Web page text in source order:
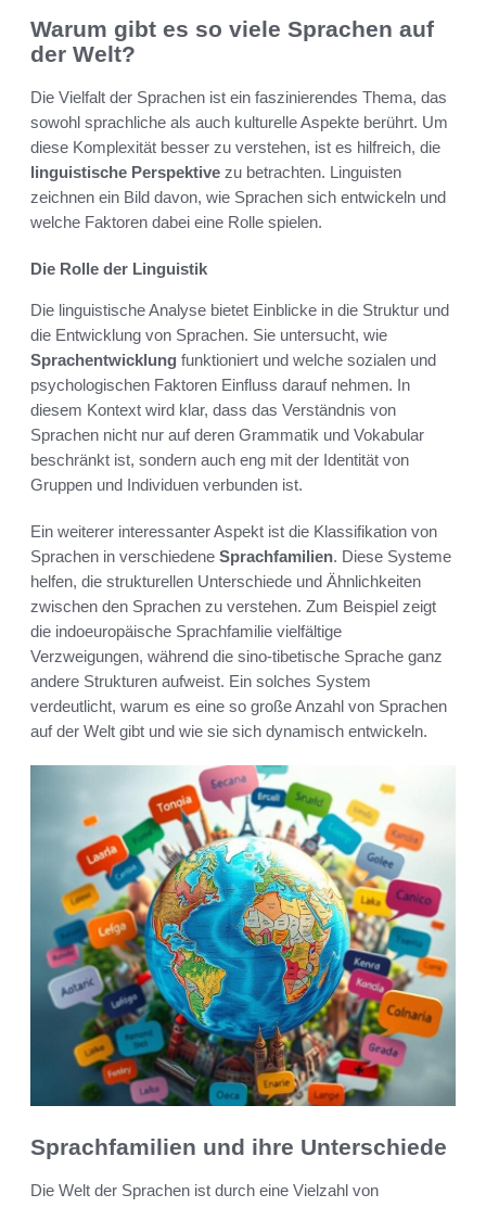
Warum gibt es so viele Sprachen auf
der Welt?
Die Vielfalt der Sprachen ist ein faszinierendes Thema, das
sowohl sprachliche als auch kulturelle Aspekte berührt. Um
diese Komplexität besser zu verstehen, ist es hilfreich, die
linguistische Perspektive zu betrachten. Linguisten
zeichnen ein Bild davon, wie Sprachen sich entwickeln und
welche Faktoren dabei eine Rolle spielen.
Die Rolle der Linguistik
Die linguistische Analyse bietet Einblicke in die Struktur und
die Entwicklung von Sprachen. Sie untersucht, wie
Sprachentwicklung funktioniert und welche sozialen und
psychologischen Faktoren Einfluss darauf nehmen. In
diesem Kontext wird klar, dass das Verständnis von
Sprachen nicht nur auf deren Grammatik und Vokabular
beschränkt ist, sondern auch eng mit der Identität von
Gruppen und Individuen verbunden ist.
Ein weiterer interessanter Aspekt ist die Klassifikation von
Sprachen in verschiedene Sprachfamilien. Diese Systeme
helfen, die strukturellen Unterschiede und Ähnlichkeiten
zwischen den Sprachen zu verstehen. Zum Beispiel zeigt
die indoeuropäische Sprachfamilie vielfältige
Verzweigungen, während die sino-tibetische Sprache ganz
andere Strukturen aufweist. Ein solches System
verdeutlicht, warum es eine so große Anzahl von Sprachen
auf der Welt gibt und wie sie sich dynamisch entwickeln.
Sprachfamilien und ihre Unterschiede
Die Welt der Sprachen ist durch eine Vielzahl von